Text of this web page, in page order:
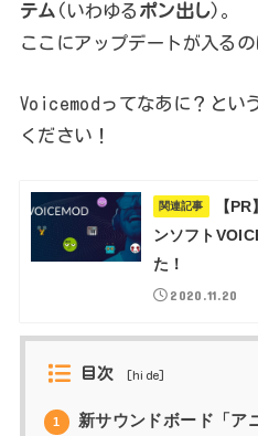
テム (いわゆる ポン出し)。
ここにアップデートが入るの
Voicemodってなあに？とい
ください！
関連記事
【
ンソフト
た！
2020.11.20
目次 [hide]
1 新サウンドボード「ア